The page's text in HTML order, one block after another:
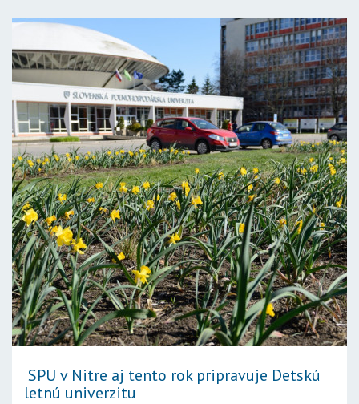
SPU v Nitre aj tento rok pripravuje Detskú
letnú univerzitu